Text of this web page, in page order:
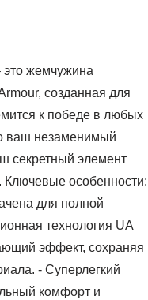
это жемчужина
созданная для
к победе в любых
ваш незаменимый
секретный элемент
Ключевые особенности:
для полной
технология UA
эффект, сохраняя
- Суперлегкий
комфорт и